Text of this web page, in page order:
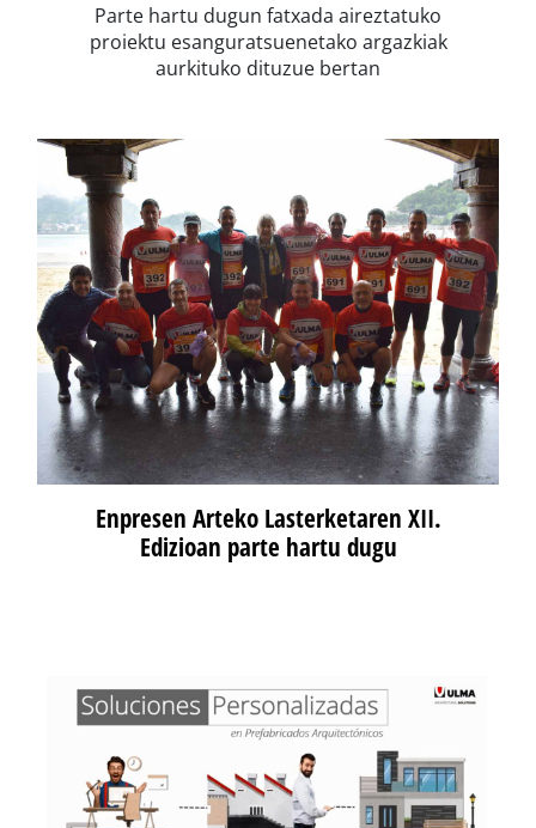
Parte hartu dugun fatxada aireztatuko
proiektu esanguratsuenetako argazkiak
aurkituko dituzue bertan
Enpresen Arteko Lasterketaren XII.
Edizioan parte hartu dugu